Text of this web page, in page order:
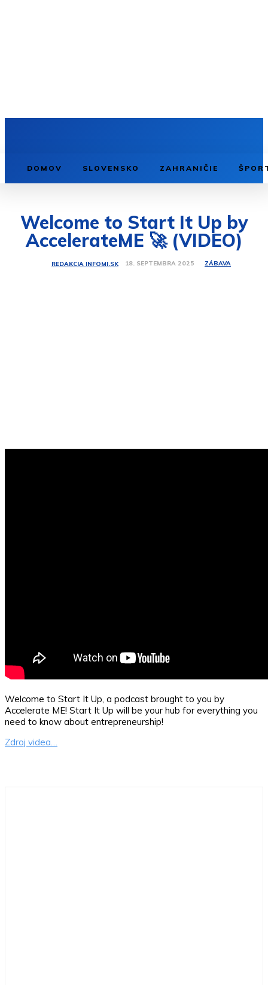
DOMOV SLOVENSKO ZAHRANIČIE
Welcome to Start It Up by
AccelerateME 🚀 (VIDEO)
REDAKCIA INFOMI.SK 18. SEPTEMBRA 2025 ZÁBAVA
Welcome to Start It Up, a podcast brought to you by
Accelerate ME! Start It Up will be your hub for everything you
need to know about entrepreneurship!
Zdroj videa…